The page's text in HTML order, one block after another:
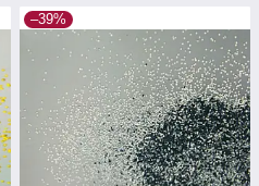
–39%